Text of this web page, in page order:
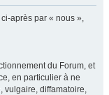
après par « nous »,
du Forum, et
en particulier à ne
vulgaire, diffamatoire,